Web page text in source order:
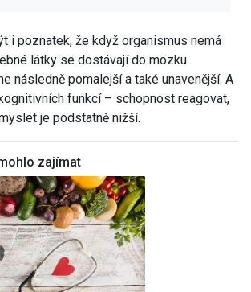
i poznatek, že když organismus nemá
látky se dostávají do mozku
následně pomalejší a také unavenější. A
funkcí – schopnost reagovat,
je podstatně nižší.
zajímat